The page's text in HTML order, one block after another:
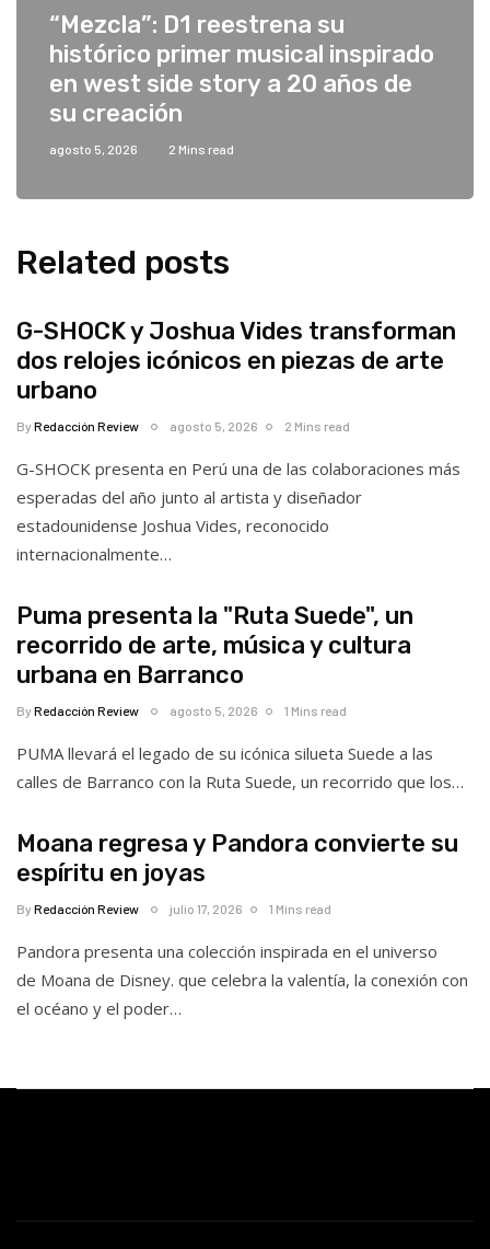
“Mezcla”: D1 reestrena su
histórico primer musical inspirado
en west side story a 20 años de
su creación
agosto 5, 2026 2 Mins read
Related posts
G-SHOCK y Joshua Vides transforman
dos relojes icónicos en piezas de arte
urbano
ByRedacción Review agosto 5, 2026 2 Mins read
G-SHOCK presenta en Perú una de las colaboraciones más
esperadas del año junto al artista y diseñador
estadounidense Joshua Vides, reconocido
internacionalmente…
Puma presenta la "Ruta Suede", un
recorrido de arte, música y cultura
urbana en Barranco
ByRedacción Review agosto 5, 2026 1 Mins read
PUMA llevará el legado de su icónica silueta Suede a las
calles de Barranco con la Ruta Suede, un recorrido que los…
Moana regresa y Pandora convierte su
espíritu en joyas
ByRedacción Review julio 17, 2026 1 Mins read
Pandora presenta una colección inspirada en el universo
de Moana de Disney. que celebra la valentía, la conexión con
el océano y el poder…